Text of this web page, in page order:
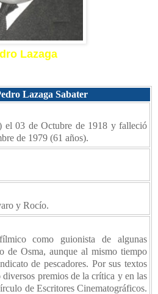
Lazaga
Lazaga Sabater
el 03 de Octubre de 1918 y falleció
de 1979 (61 años).
y Rocío.
como guionista de algunas
de Osma, aunque al mismo tiempo
de pescadores. Por sus textos
premios de la crítica y en las
de Escritores Cinematográficos.